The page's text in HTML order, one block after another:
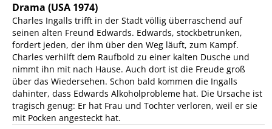
Drama (USA 1974)
Charles Ingalls trifft in der Stadt völlig überraschend auf
seinen alten Freund Edwards. Edwards, stockbetrunken,
fordert jeden, der ihm über den Weg läuft, zum Kampf.
Charles verhilft dem Raufbold zu einer kalten Dusche und
nimmt ihn mit nach Hause. Auch dort ist die Freude groß
über das Wiedersehen. Schon bald kommen die Ingalls
dahinter, dass Edwards Alkoholprobleme hat. Die Ursache ist
tragisch genug: Er hat Frau und Tochter verloren, weil er sie
mit Pocken angesteckt hat.